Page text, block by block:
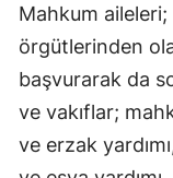
Mahkum
örgütlerinden
başvurarak da
ve vakıflar;
ve erzak